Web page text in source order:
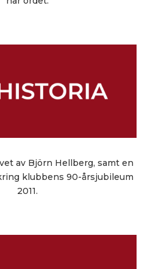
av Björn Hellberg, samt en
klubbens 90-årsjubileum
2011.